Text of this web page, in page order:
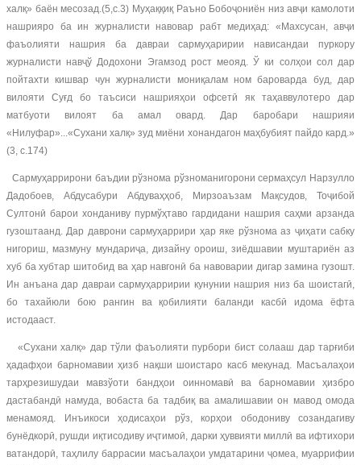
халқ» баён месозад.(5,с.3) Муҳаққиқ Раъно Бобоҷониён низ авҷи камолоти
нашрияро ба ин журналисти навовар рабт медиҳад: «Махсусан, авҷи
фаъолияти нашрия ба давраи сармуҳаририи нависандаи пуркору
журналисти навҷў Додохони Эгамзод рост меояд. Ў ки солҳои сол дар
пойтахти кишвар чун журналисти мониқалам ном бароварда буд, дар
вилояти Суғд бо таъсиси нашрияҳои офсетӣ як таҳаввулотеро дар
матбуоти вилоят ба амал овард. Дар баробари нашрияи
«Нилуфар»...«Сухани халқ» зуд миёни хонандагон маҳбубият пайдо кард.»
(3, с.174)
Сармуҳаррирони баъдии рўзнома рўзноманигорони сермаҳсул Нарзулло
Дадобоев, Абдусабури Абдуваҳҳоб, Мирзоаъзам Мақсудов, Тоҷибой
Султонӣ барои хонданиву пурмўҳтаво гардидани нашрия саҳми арзанда
гузоштаанд. Дар даврони сармуҳаррири ҳар яке рўзнома аз ҷиҳати сабку
нигориш, мазмуну мундариҷа, дизайну ороиш, зиёдшавии муштариён аз
хуб ба хубтар шитобид ва ҳар навгонӣ ба навоварии дигар замина гузошт.
Ин анъана дар давраи сармуҳарририи кунунии нашрия низ ба шоистагӣ,
бо тахайюли бою рангин ва қобилияти баланди касбӣ идома ёфта
истодааст.
«Сухани халқ» дар тўли фаъолияти пурбори бист солааш дар тарғиби
ҳадафҳои барномавии ҳизб нақши шоистаро касб мекунад. Масъалаҳои
тарҳрезишудаи мавзўоти бандҳои оинномавӣ ва барномавии ҳизбро
дастабандӣ намуда, вобаста ба тадбиқ ва амалишавии он мавод омода
менамояд. Инъикоси ҳодисаҳои рўз, корҳои ободониву созандагиву
бунёдкорӣ, рушди иқтисодиву иҷтимоӣ, дарки ҳуввияти миллӣ ва ифтихори
ватандорӣ, таҳлилу баррасии масъалаҳои умдатарини ҷомеа, муаррифии